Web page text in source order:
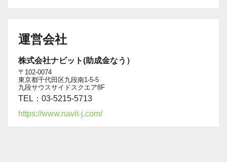
運営会社
株式会社ナビット(助成金なう）
〒102-0074
東京都千代田区九段南1-5-5
九段サウスサイドスクエア8F
TEL：03-5215-5713
https://www.navit-j.com/